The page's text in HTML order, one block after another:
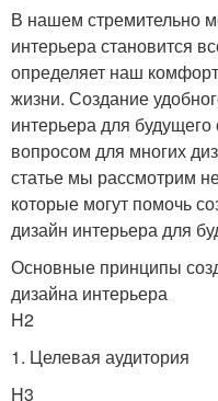
В нашем стремительно
интерьера становится
определяет наш
жизни. Создание
интерьера для
вопросом для многих
статье мы рассмотрим
которые могут помочь
дизайн интерьера для
Основные принципы
дизайна интерьера
H2
1. Целевая аудитория
H3